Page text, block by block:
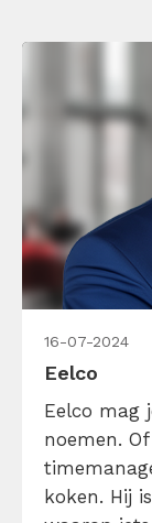
16-07-2024
Eelco
Eelco mag
noemen.
koken. Hij